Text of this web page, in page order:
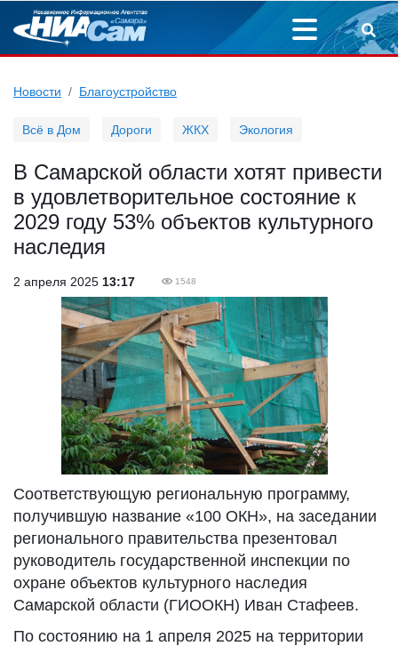
Новости Благоустройство
Всё в Дом Дороги ЖКХ Экология
В Самарской области хотят привести
в удовлетворительное состояние к
2029 году 53% объектов культурного
наследия
2 апреля 2025 13:17 1548
Соответствующую региональную программу,
получившую название «100 ОКН», на заседании
регионального правительства презентовал
руководитель государственной инспекции по
охране объектов культурного наследия
Самарской области (ГИООКН) Иван Стафеев.
По состоянию на 1 апреля 2025 на территории